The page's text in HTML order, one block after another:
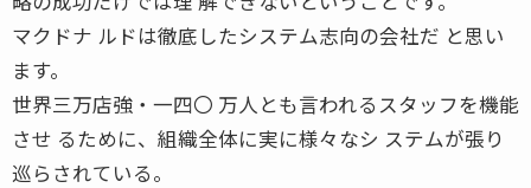
マクドナ ルドは徹底したシステム志向の会社だ と思い
ます。
世界三万店強・一四〇 万人とも言われるスタッフを機能
させ るために、組織全体に実に様々なシ ステムが張り
巡らされている。